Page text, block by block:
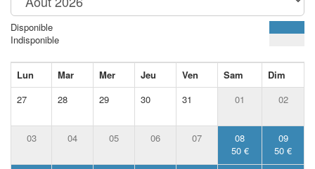
Disponible
Indisponible
Lun Mar Mer Jeu Ven Sam
Dim
27
28 29 30 31 01 02
03 04 05 06 07
08
50 €
09
50 €